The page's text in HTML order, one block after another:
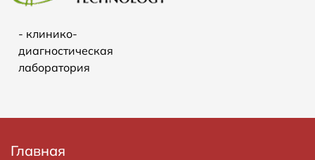
- клинико-
диагностическая
лаборатория
Основная
Главная